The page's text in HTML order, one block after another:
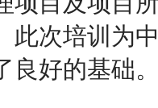
此次培训为
良好的基础